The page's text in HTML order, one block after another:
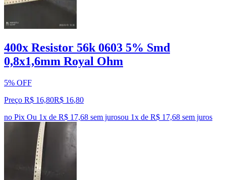
400x Resistor 56k 0603 5% Smd
0,8x1,6mm Royal Ohm
5% OFF
Preço R$ 16,80R$ 16,80
no Pix Ou 1x de R$ 17,68 sem jurosou 1x de R$ 17,68 sem juros